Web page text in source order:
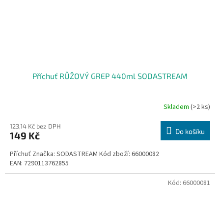
Příchuť RŮŽOVÝ GREP 440ml SODASTREAM
Skladem (>2 ks)
123,14 Kč bez DPH
149 Kč Do košíku
Příchuť Značka: SODASTREAM Kód zboží: 66000082
EAN: 7290113762855
Kód: 66000081